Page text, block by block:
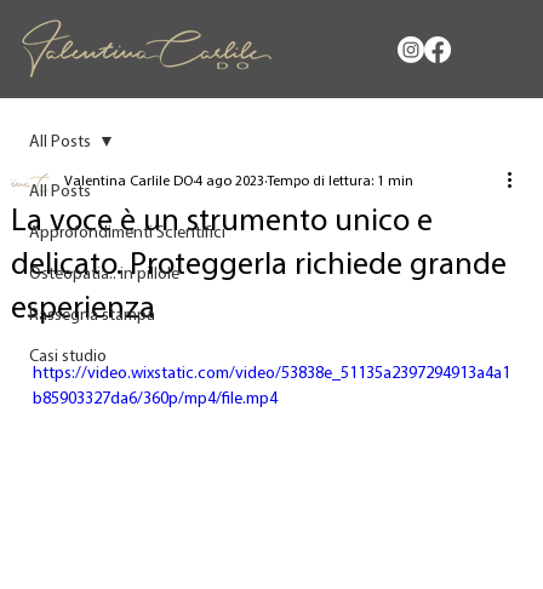
All Posts
Approfondimenti Scientifici
Osteopatia.. in pillole
Rassegna stampa
Casi studio
All Posts
La voce è un strumento unico e
delicato. Proteggerla richiede grande
esperienza
Valentina Carlile DO4 ago 2023 Tempo di lettura: 1 min
https://video.wixstatic.com/video/53838e_51135a2397294913a4a1
b85903327da6/360p/mp4/file.mp4